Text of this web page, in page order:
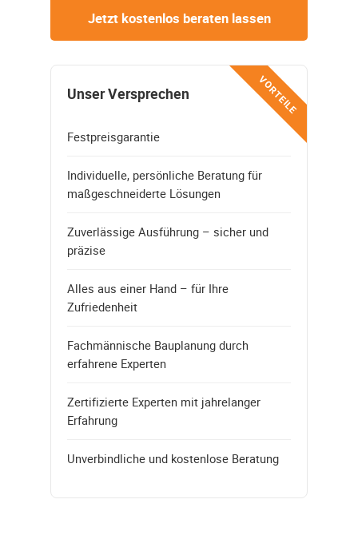
Jetzt kostenlos beraten lassen
VORTEILE
Unser Versprechen
Festpreisgarantie
Individuelle, persönliche Beratung für
maßgeschneiderte Lösungen
Zuverlässige Ausführung – sicher und
präzise
Alles aus einer Hand – für Ihre
Zufriedenheit
Fachmännische Bauplanung durch
erfahrene Experten
Zertifizierte Experten mit jahrelanger
Erfahrung
Unverbindliche und kostenlose Beratung